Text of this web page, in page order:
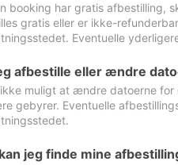
booking har gratis afbestilling,
gratis eller er ikke-
Eventuelle
afbestille eller ændre
muligt at ændre datoerne
gebyrer. Eventuelle
jeg finde mine